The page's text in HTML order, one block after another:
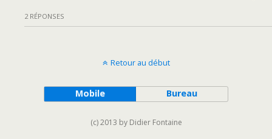
2 RÉPONSES
Retour au début
Mobile Bureau
(c) 2013 by Didier Fontaine